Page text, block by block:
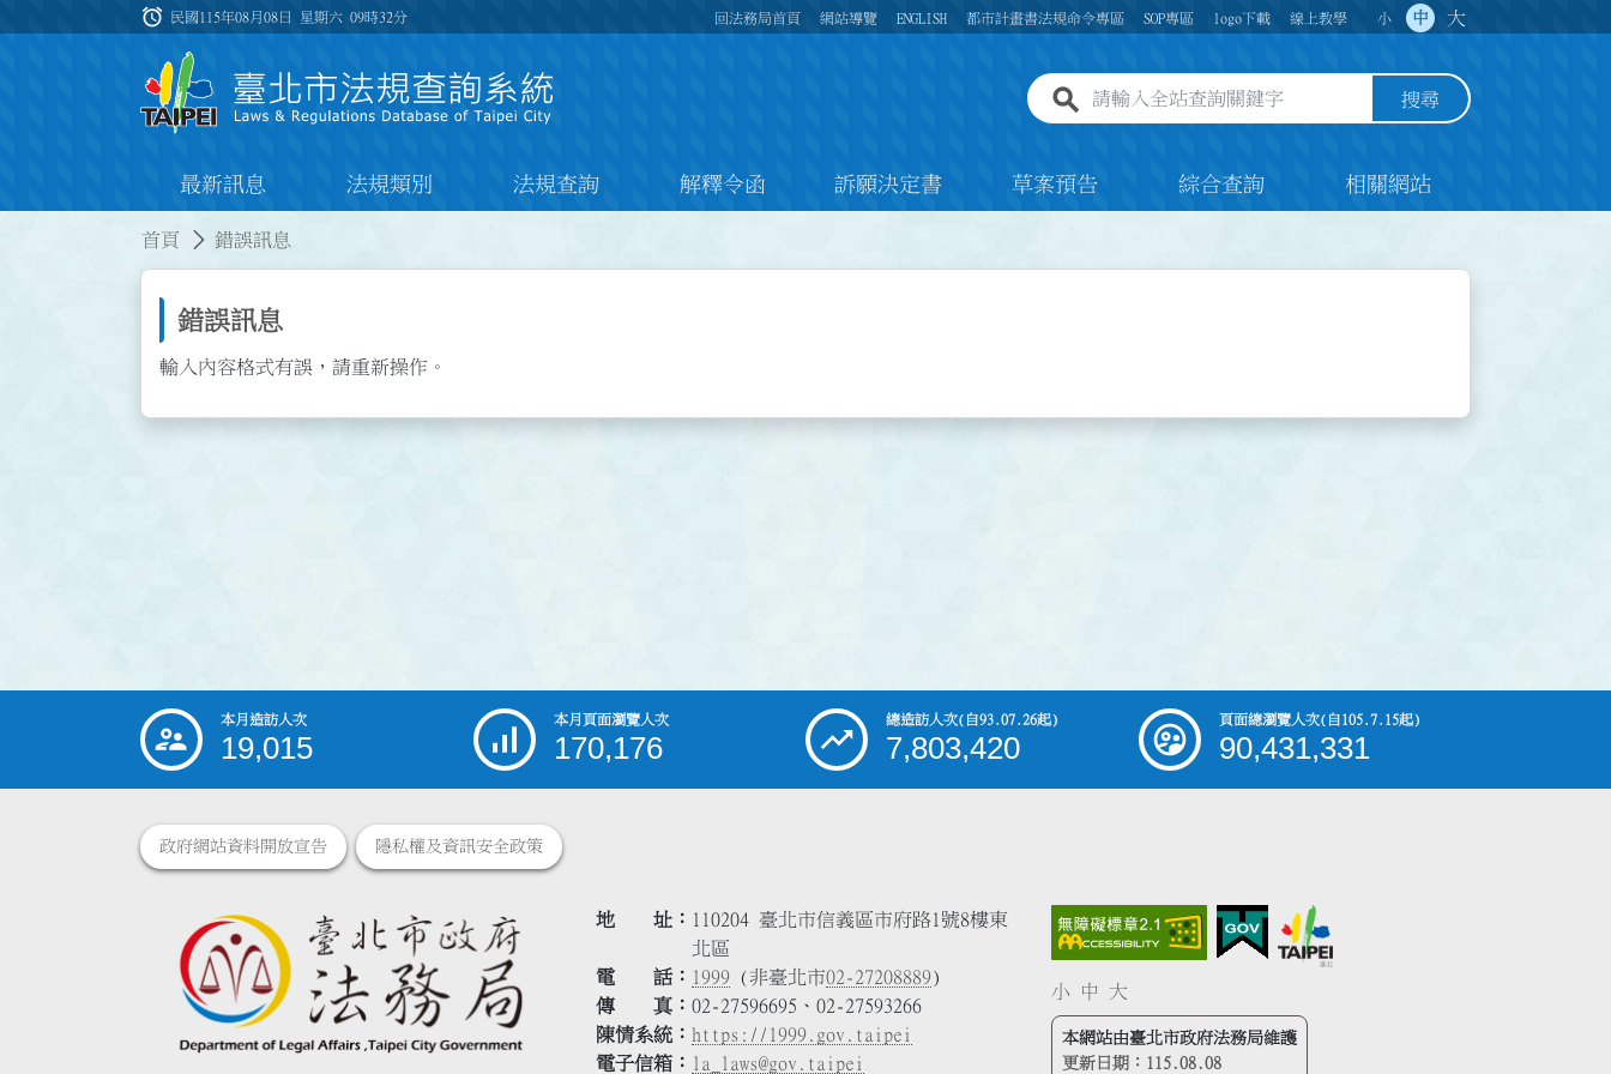
:::
alarm 民國115年08月08日 星期六09時32分 回法務局首頁 網站導覽 ENGLISH 都市計畫書法規命令專區 SOP專區 logo下載 線上教學 小 中 大
全站查詢關鍵字欄位 搜尋
最新訊息 法規類別 法規查詢 解釋令函 訴願決定書 草案預告 綜合查詢 相關網站
首頁 錯誤訊息
錯誤訊息
輸入內容格式有誤，請重新操作。
::: 本月造訪人次
19,015
本月頁面瀏覽人次
170,176
總造訪人次(自93.07.26起)
7,803,420
頁面總瀏覽人次(自105.7.15起)
90,431,331
政府網站資料開放宣告 隱私權及資訊安全政策
地 址
110204 臺北市信義區市府路1號8樓東
北區
電 話
1999 (非臺北市02-27208889)
傳 真
02-27596695、02-27593266
陳情系統
https://1999.gov.taipei
電子信箱
la_laws@gov.taipei
小 中 大
本網站由臺北市政府法務局維護
更新日期： 115.08.08